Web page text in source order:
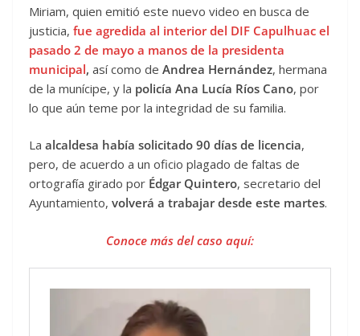
Miriam, quien emitió este nuevo video en busca de
justicia, fue agredida al interior del DIF Capulhuac el
pasado 2 de mayo a manos de la presidenta
municipal, así como de Andrea Hernández, hermana
de la munícipe, y la policía Ana Lucía Ríos Cano, por
lo que aún teme por la integridad de su familia.
La alcaldesa había solicitado 90 días de licencia,
pero, de acuerdo a un oficio plagado de faltas de
ortografía girado por Édgar Quintero, secretario del
Ayuntamiento, volverá a trabajar desde este martes.
Conoce más del caso aquí: